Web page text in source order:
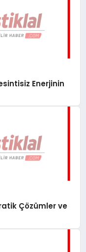
Enerjinin
Çözümler ve